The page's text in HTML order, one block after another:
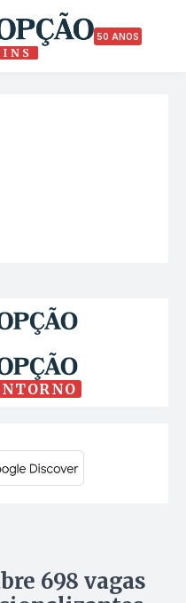
50 ANOS
698 vagas